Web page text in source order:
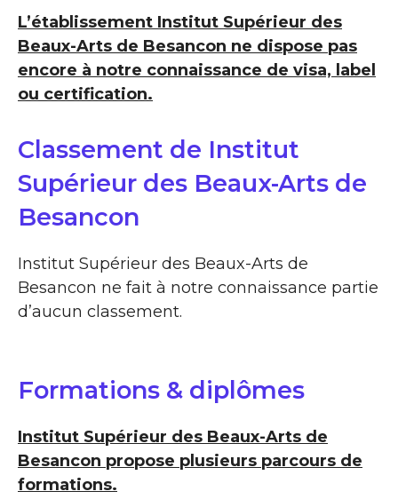
L’établissement Institut Supérieur des
Beaux-Arts de Besancon ne dispose pas
encore à notre connaissance de visa, label
ou certification.
Classement de Institut
Supérieur des Beaux-Arts de
Besancon
Institut Supérieur des Beaux-Arts de
Besancon ne fait à notre connaissance partie
d’aucun classement.
Formations & diplômes
Institut Supérieur des Beaux-Arts de
Besancon propose plusieurs parcours de
formations.